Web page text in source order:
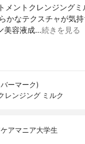
ントクレンジングミ
かなテクスチャが気
美容液成…続きを見る
ーマーク)
レンジング ミルク
アマニア大学生